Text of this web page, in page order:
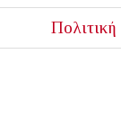
Πολιτική